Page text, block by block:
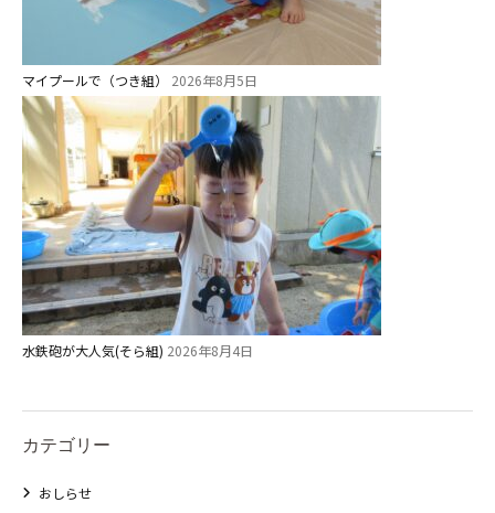
マイプールで（つき組） 2026年8月5日
水鉄砲が大人気(そら組) 2026年8月4日
カテゴリー
おしらせ